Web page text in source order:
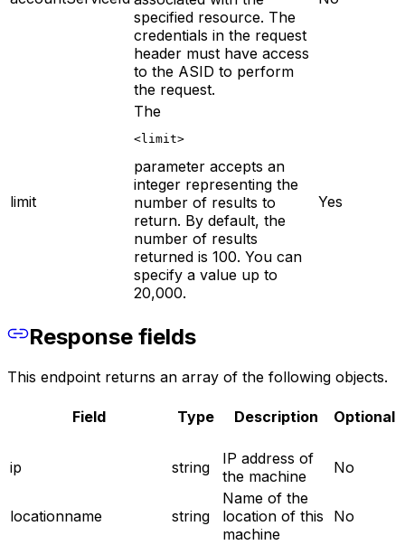
specified resource. The
credentials in the request
header must have access
to the ASID to perform
the request.
limit
The
<limit>
parameter accepts an
integer representing the
number of results to
return. By default, the
number of results
returned is 100. You can
specify a value up to
20,000.
Yes
Response fields
This endpoint returns an array of the following objects.
Field Type Description Optional
ip string
IP address of
the machine
No
locationname string
Name of the
location of this
machine
No